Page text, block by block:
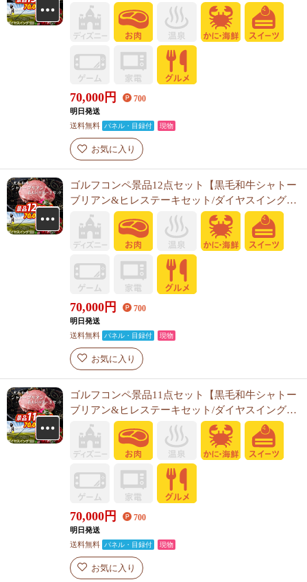
533 他】A3パネル・目録付き<送料無料>
70,000 円 700
明日発送
送料無料 パネル・目録付 現物
お気に入り
ゴルフコンペ景品12点セット【黒毛和牛シャトー
ブリアン&ヒレステーキセット/ダイヤスイング
533 他】A3パネル・目録付き<送料無料>
70,000 円 700
明日発送
送料無料
パネル・目録付 現物
お気に入り
ゴルフコンペ景品11点セット【黒毛和牛シャトー
ブリアン&ヒレステーキセット/ダイヤスイング
533 他】A3パネル・目録付き<送料無料>
70,000 円 700
明日発送
送料無料
パネル・目録付 現物
お気に入り